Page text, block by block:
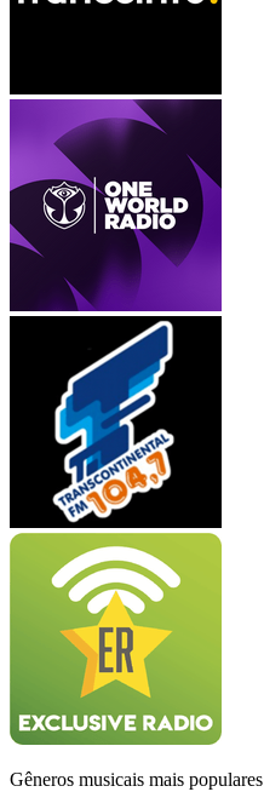
Gêneros musicais mais populares